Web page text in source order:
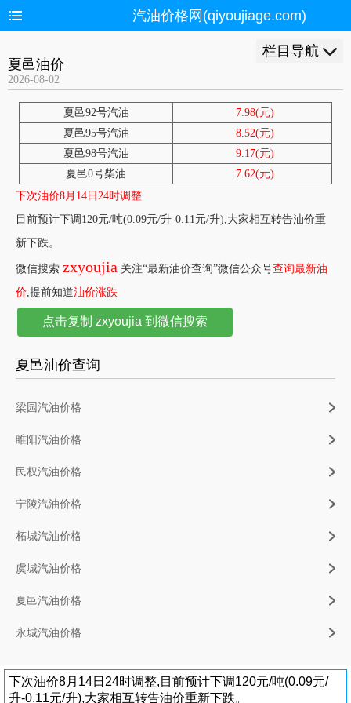
汽油价格网(qiyoujiage.com)
栏目导航
夏邑油价
2026-08-02
夏邑92号汽油
7.98(元)
夏邑95号汽油
8.52(元)
夏邑98号汽油
9.17(元)
夏邑0号柴油
7.62(元)
下次油价8月14日24时调整
目前预计下调120元/吨(0.09元/升-0.11元/升),大家相互转告油价重
新下跌。
微信搜索 zxyoujia 关注“最新油价查询”微信公众号查询最新油
价,提前知道油价涨跌
点击复制 zxyoujia 到微信搜索
夏邑油价查询
梁园汽油价格
睢阳汽油价格
民权汽油价格
宁陵汽油价格
柘城汽油价格
虞城汽油价格
夏邑汽油价格
永城汽油价格
下次油价8月14日24时调整,目前预计下调120元/吨(0.09元/
升-0.11元/升),大家相互转告油价重新下跌。